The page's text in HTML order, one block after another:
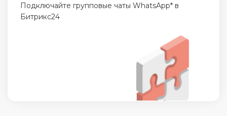
Подключайте групповые чаты WhatsApp* в
Битрикс24